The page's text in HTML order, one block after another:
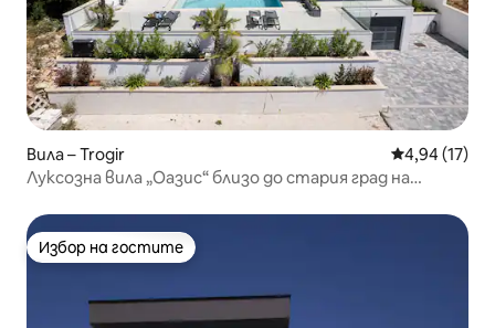
Вила – Trogir Средна
4,94 (17)
Луксозна вила „Оазис“ близо до стария град на
Избор на гостите
Избор на гостите